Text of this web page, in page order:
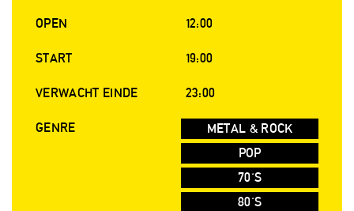
OPEN 12:00
START 19:00
VERWACHT EINDE 23:00
GENRE
METAL & ROCK
POP
70'S
80'S